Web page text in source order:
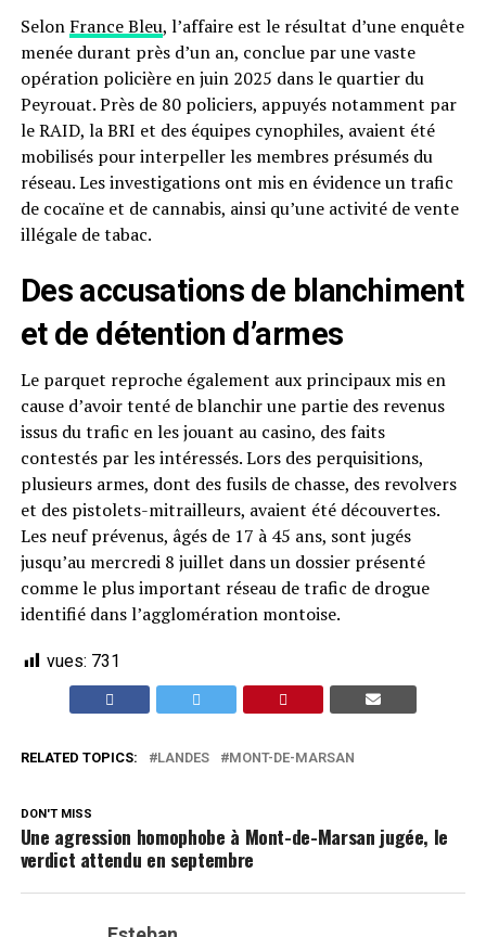
Selon France Bleu, l’affaire est le résultat d’une enquête
menée durant près d’un an, conclue par une vaste
opération policière en juin 2025 dans le quartier du
Peyrouat. Près de 80 policiers, appuyés notamment par
le RAID, la BRI et des équipes cynophiles, avaient été
mobilisés pour interpeller les membres présumés du
réseau. Les investigations ont mis en évidence un trafic
de cocaïne et de cannabis, ainsi qu’une activité de vente
illégale de tabac.
Des accusations de blanchiment
et de détention d’armes
Le parquet reproche également aux principaux mis en
cause d’avoir tenté de blanchir une partie des revenus
issus du trafic en les jouant au casino, des faits
contestés par les intéressés. Lors des perquisitions,
plusieurs armes, dont des fusils de chasse, des revolvers
et des pistolets-mitrailleurs, avaient été découvertes.
Les neuf prévenus, âgés de 17 à 45 ans, sont jugés
jusqu’au mercredi 8 juillet dans un dossier présenté
comme le plus important réseau de trafic de drogue
identifié dans l’agglomération montoise.
vues: 731
RELATED TOPICS: LANDES MONT-DE-MARSAN
DON'T MISS
Une agression homophobe à Mont-de-Marsan jugée, le
verdict attendu en septembre